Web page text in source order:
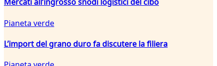
Mercati all’ingrosso snodi logistici del cibo
Pianeta verde
L’import del grano duro fa discutere la filiera